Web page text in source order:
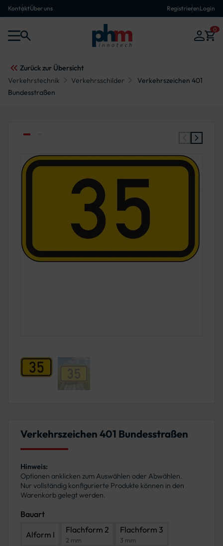
KontaktÜber uns RegistrierenLogin
0
Zurück zur Übersicht
Verkehrstechnik
Verkehrsschilder
Verkehrszeichen 401
Bundesstraßen
Verkehrszeichen 401 Bundesstraßen
Hinweis:
Optionen anklicken zum Auswählen oder Abwählen.
Nur vollständig konfigurierte Produkte können in den
Warenkorb gelegt werden.
Bauart
Alform I Flachform 2
2 mm
Flachform 3
3 mm